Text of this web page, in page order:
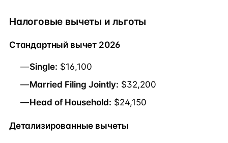
Налоговые вычеты и льготы
Стандартный вычет 2026
Single: $16,100
Married Filing Jointly: $32,200
Head of Household: $24,150
Детализированные вычеты